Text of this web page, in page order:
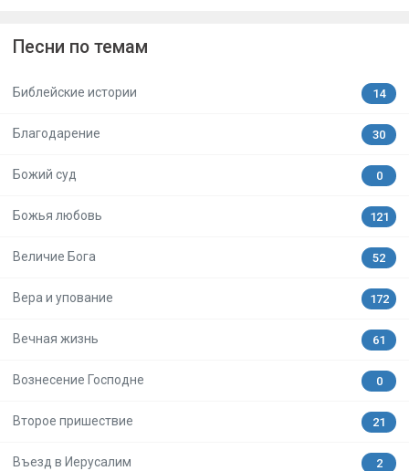
Песни по темам
Библейские истории 14
Благодарение 30
Божий суд 0
Божья любовь 121
Величие Бога 52
Вера и упование 172
Вечная жизнь 61
Вознесение Господне 0
Второе пришествие 21
Въезд в Иерусалим 2